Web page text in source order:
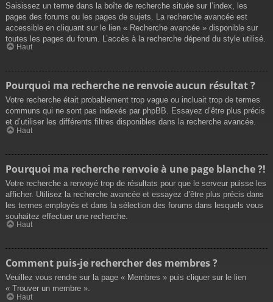
Saisissez un terme dans la boîte de recherche située sur l’index, les
pages des forums ou les pages de sujets. La recherche avancée est
accessible en cliquant sur le lien « Recherche avancée » disponible sur
toutes les pages du forum. L’accès à la recherche dépend du style utilisé.
Haut
Pourquoi ma recherche ne renvoie aucun résultat ?
Votre recherche était probablement trop vague ou incluait trop de termes
communs qui ne sont pas indexés par phpBB. Essayez d’être plus précis
et d’utiliser les différents filtres disponibles dans la recherche avancée.
Haut
Pourquoi ma recherche renvoie à une page blanche ?!
Votre recherche a renvoyé trop de résultats pour que le serveur puisse les
afficher. Utilisez la recherche avancée et essayez d’être plus précis dans
les termes employés et dans la sélection des forums dans lesquels vous
souhaitez effectuer une recherche.
Haut
Comment puis-je rechercher des membres ?
Veuillez vous rendre sur la page « Membres » puis cliquer sur le lien
« Trouver un membre ».
Haut